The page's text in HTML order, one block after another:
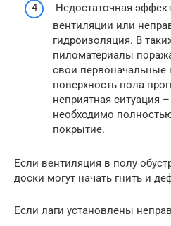
Недостаточная
вентиляции или
гидроизоляция. В
пиломатериалы
свои первоначальные
поверхность пола
неприятная ситуация
необходимо
покрытие.
Если вентиляция в полу
доски могут начать гнить и
Если лаги установлены